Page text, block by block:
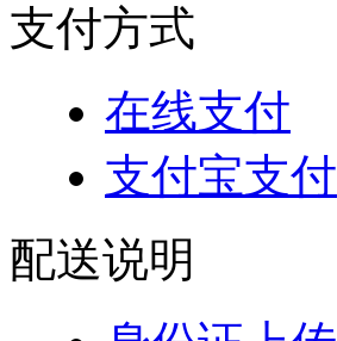
支付方式
在线支付
支付宝支付
配送说明